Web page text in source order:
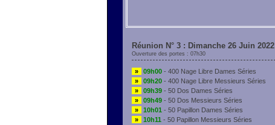
Réunion N° 3 : Dimanche 26 Juin 2022
Ouverture des portes : 07h30
» 09h00 - 400 Nage Libre Dames Séries
»
09h20 - 400 Nage Libre Messieurs Séries
»
09h39 - 50 Dos Dames Séries
»
09h49 - 50 Dos Messieurs Séries
»
10h01 - 50 Papillon Dames Séries
»
10h11 - 50 Papillon Messieurs Séries